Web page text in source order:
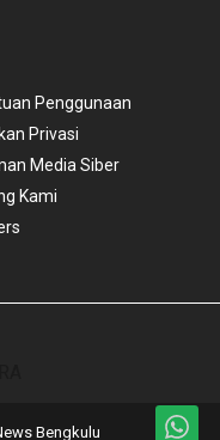
Penggunaan
Privasi
Media Siber
Kami
Bengkulu